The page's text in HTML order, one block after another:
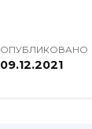
ОПУБЛИКОВАНО
09.12.2021